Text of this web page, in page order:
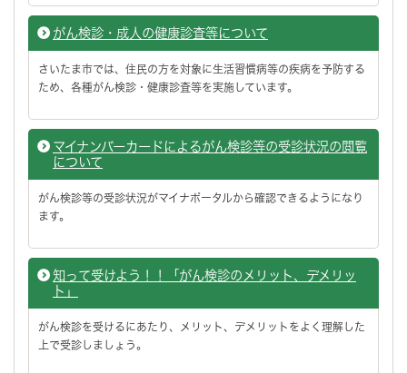
がん検診・成人の健康診査等について
さいたま市では、住民の方を対象に生活習慣病等の疾病を予防する
ため、各種がん検診・健康診査等を実施しています。
マイナンバーカードによるがん検診等の受診状況の閲覧
について
がん検診等の受診状況がマイナポータルから確認できるようになり
ます。
知って受けよう！！「がん検診のメリット、デメリッ
ト」
がん検診を受けるにあたり、メリット、デメリットをよく理解した
上で受診しましょう。